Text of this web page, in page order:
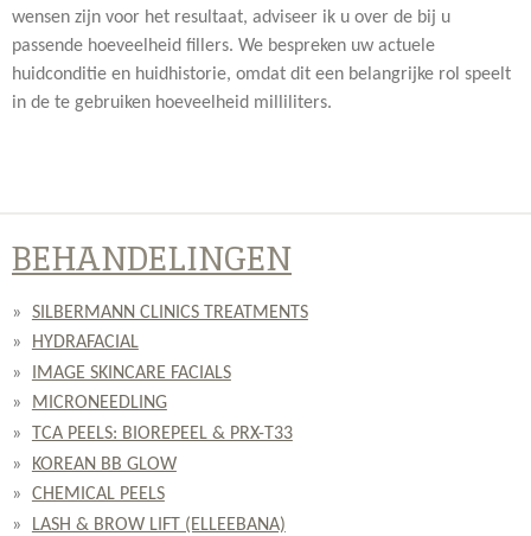
wensen zijn voor het resultaat, adviseer ik u over de bij u
passende hoeveelheid fillers. We bespreken uw actuele
huidconditie en huidhistorie, omdat dit een belangrijke rol speelt
in de te gebruiken hoeveelheid milliliters.
BEHANDELINGEN
SILBERMANN CLINICS TREATMENTS
HYDRAFACIAL
IMAGE SKINCARE FACIALS
MICRONEEDLING
TCA PEELS: BIOREPEEL & PRX-T33
KOREAN BB GLOW
CHEMICAL PEELS
LASH & BROW LIFT (ELLEEBANA)